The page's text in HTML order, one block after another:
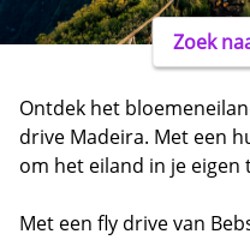
Zoek
Ontdek het
drive Madeira. Met een
om het eiland in je eigen
charmante dorpjes en
Met een fly drive van